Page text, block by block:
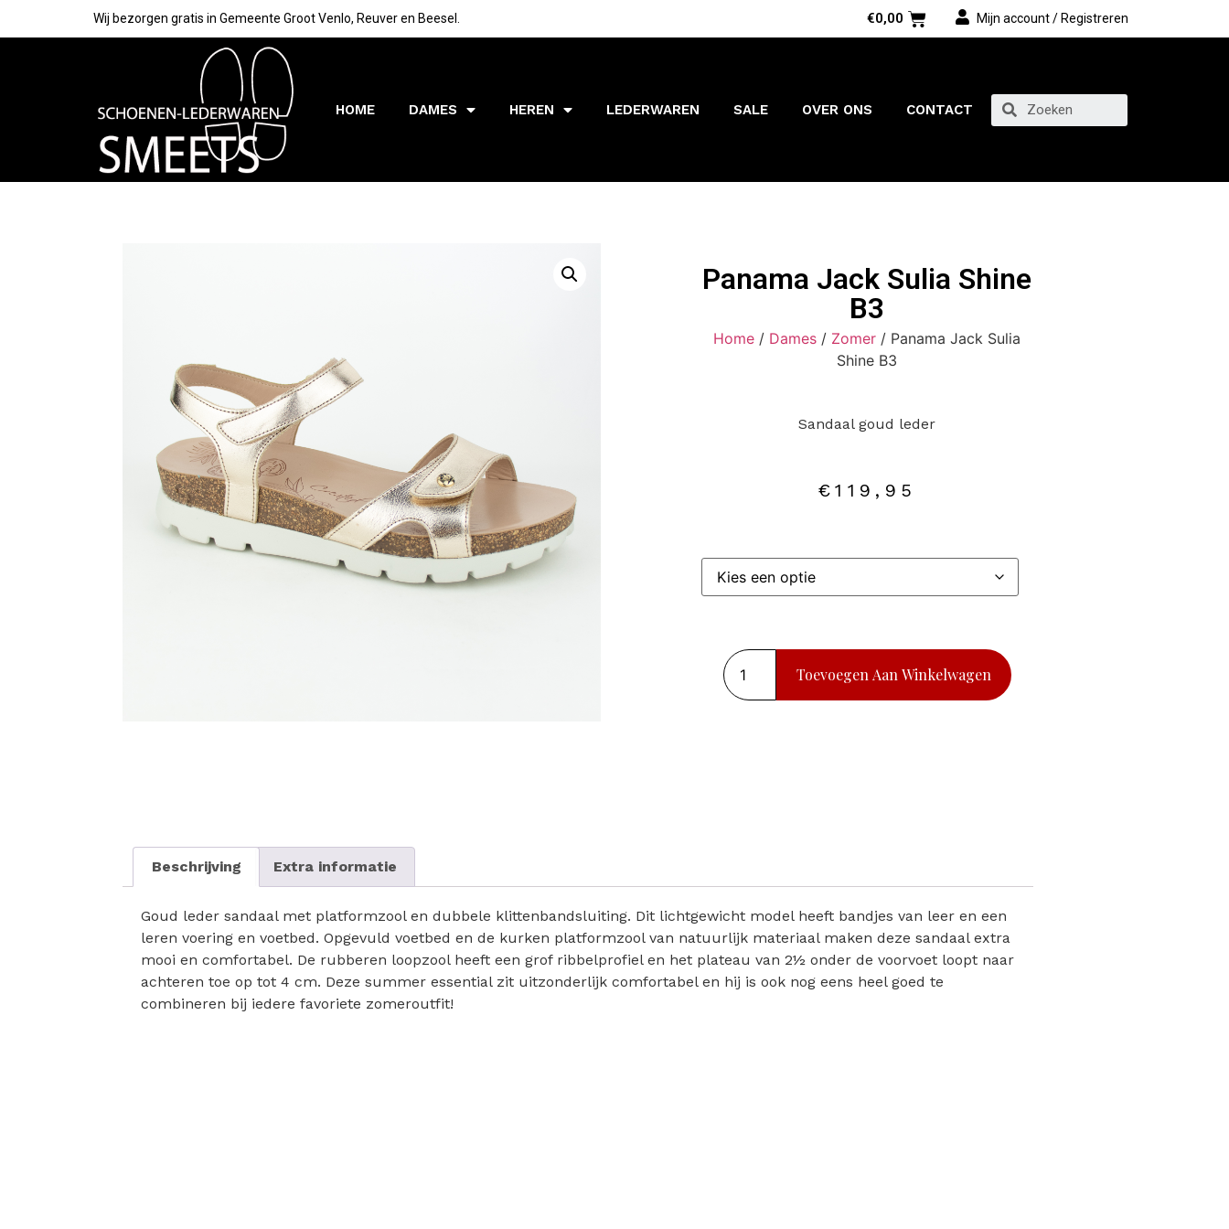
Wij bezorgen gratis in Gemeente Groot Venlo, Reuver en Beesel. €0,00 Mijn account / Registreren
HOME DAMES HEREN LEDERWAREN SALE OVER ONS CONTACT
Panama Jack Sulia Shine
B3
Home / Dames / Zomer / Panama Jack Sulia
Shine B3
Sandaal goud leder
€119,95
Toevoegen Aan Winkelwagen
Beschrijving Extra informatie
Goud leder sandaal met platformzool en dubbele klittenbandsluiting. Dit lichtgewicht model heeft bandjes van leer en een
leren voering en voetbed. Opgevuld voetbed en de kurken platformzool van natuurlijk materiaal maken deze sandaal extra
mooi en comfortabel. De rubberen loopzool heeft een grof ribbelprofiel en het plateau van 2½ onder de voorvoet loopt naar
achteren toe op tot 4 cm. Deze summer essential zit uitzonderlijk comfortabel en hij is ook nog eens heel goed te
combineren bij iedere favoriete zomeroutfit!